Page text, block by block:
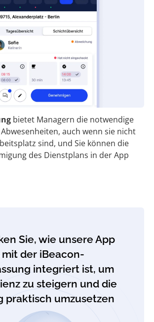
bietet Managern die notwendige
auch wenn sie nicht
sind, und Sie können die
des Dienstplans in der App
Sie, wie unsere App
der iBeacon-
integriert ist, um
zu steigern und die
praktisch umzusetzen